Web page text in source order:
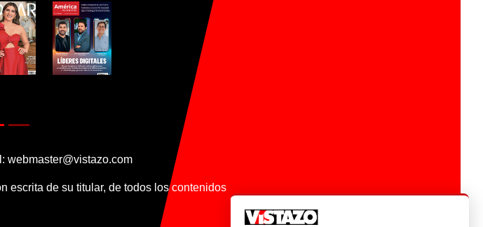
webmaster@vistazo.com
escrita de su titular, de todos los contenidos